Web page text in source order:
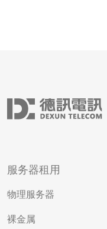
服务器租用
物理服务器
裸金属